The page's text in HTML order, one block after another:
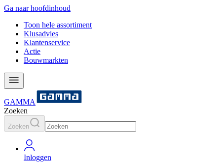
Ga naar hoofdinhoud
Toon hele assortiment
Klusadvies
Klantenservice
Actie
Bouwmarkten
GAMMA
Zoeken
Zoeken
Inloggen